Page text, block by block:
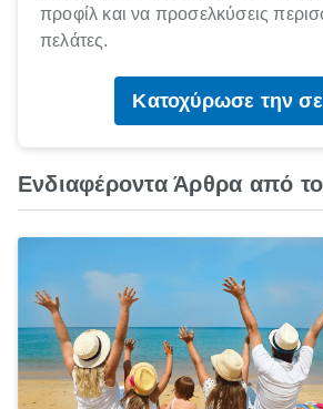
προφίλ και να προσελκύσεις
πελάτες.
Κατοχύρωσε την
Ενδιαφέροντα Άρθρα από